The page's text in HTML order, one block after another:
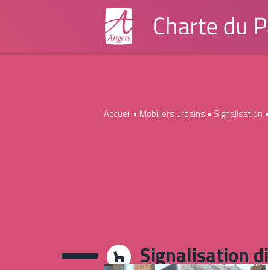
Accueil • Mobiliers urbains • Signalisation •
Signalisation